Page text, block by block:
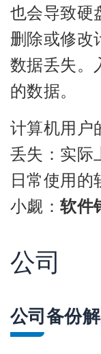
也会导致硬
删除或修改
数据丢失。
的数据。
计算机用户
丢失：实际
日常使用的
小觑：软件
公司
公司备份